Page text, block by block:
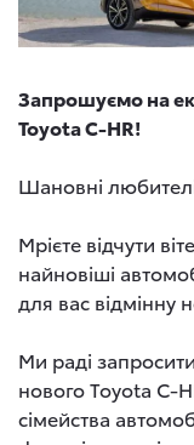
Запрошуємо на
Toyota C-HR!
Шановні
Мрієте відчути
найновіші
для вас відмінну
Ми раді
нового Toyota C-
сімейства